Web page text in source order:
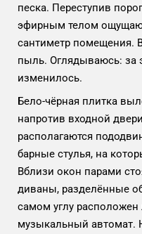
песка. Переступив
эфирным телом
сантиметр помещения.
пыль. Оглядываюсь: за
изменилось.
Бело-чёрная плитка
напротив входной
располагаются
барные стулья, на
Вблизи окон парами
диваны, разделённые
самом углу
музыкальный автомат.